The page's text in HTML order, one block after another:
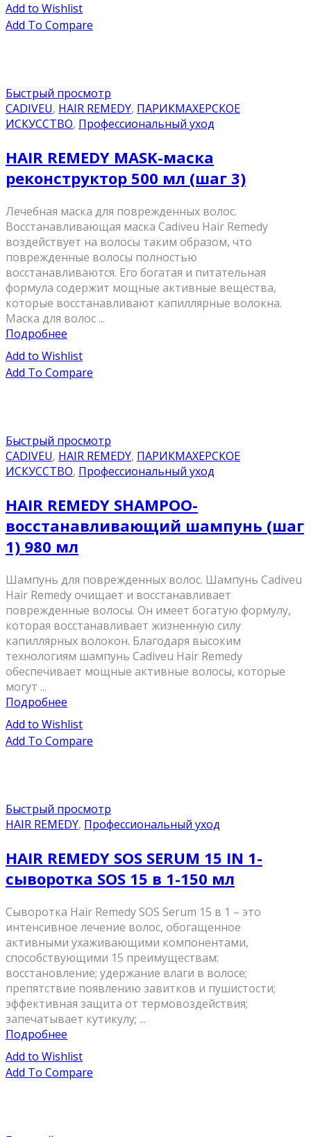
Add to Wishlist
Add To Compare
Быстрый просмотр
CADIVEU, HAIR REMEDY, ПАРИКМАХЕРСКОЕ
ИСКУССТВО, Профессиональный уход
HAIR REMEDY MASK-маска
реконструктор 500 мл (шаг 3)
Лечебная маска для поврежденных волос.
Восстанавливающая маска Cadiveu Hair Remedy
воздействует на волосы таким образом, что
поврежденные волосы полностью
восстанавливаются. Его богатая и питательная
формула содержит мощные активные вещества,
которые восстанавливают капиллярные волокна.
Маска для волос ...
Подробнее
Add to Wishlist
Add To Compare
Быстрый просмотр
CADIVEU, HAIR REMEDY, ПАРИКМАХЕРСКОЕ
ИСКУССТВО, Профессиональный уход
HAIR REMEDY SHAMPOO-
восстанавливающий шампунь (шаг
1) 980 мл
Шампунь для поврежденных волос. Шампунь Cadiveu
Hair Remedy очищает и восстанавливает
поврежденные волосы. Он имеет богатую формулу,
которая восстанавливает жизненную силу
капиллярных волокон. Благодаря высоким
технологиям шампунь Cadiveu Hair Remedy
обеспечивает мощные активные волосы, которые
могут ...
Подробнее
Add to Wishlist
Add To Compare
Быстрый просмотр
HAIR REMEDY, Профессиональный уход
HAIR REMEDY SOS SERUM 15 IN 1-
сыворотка SOS 15 в 1-150 мл
Сыворотка Hair Remedy SOS Serum 15 в 1 – это
интенсивное лечение волос, обогащенное
активными ухаживающими компонентами,
способствующими 15 преимуществам:
восстановление; удержание влаги в волосе;
препятствие появлению завитков и пушистости;
эффективная защита от термовоздействия;
запечатывает кутикулу; ...
Подробнее
Add to Wishlist
Add To Compare